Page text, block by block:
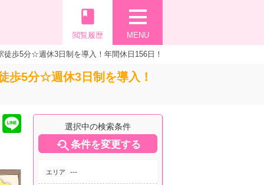
MENU
book
閲覧履歴
歩5分☆週休3日制を導入！年間休日156日！
歩5分☆週休3日制を導入！
選択中の検索条件
条件を変更する
エリア ---